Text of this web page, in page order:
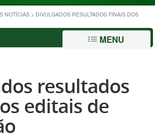
NOTÍCIAS > DIVULGADOS RESULTADOS FINAIS DOS
MENU
resultados
editais de